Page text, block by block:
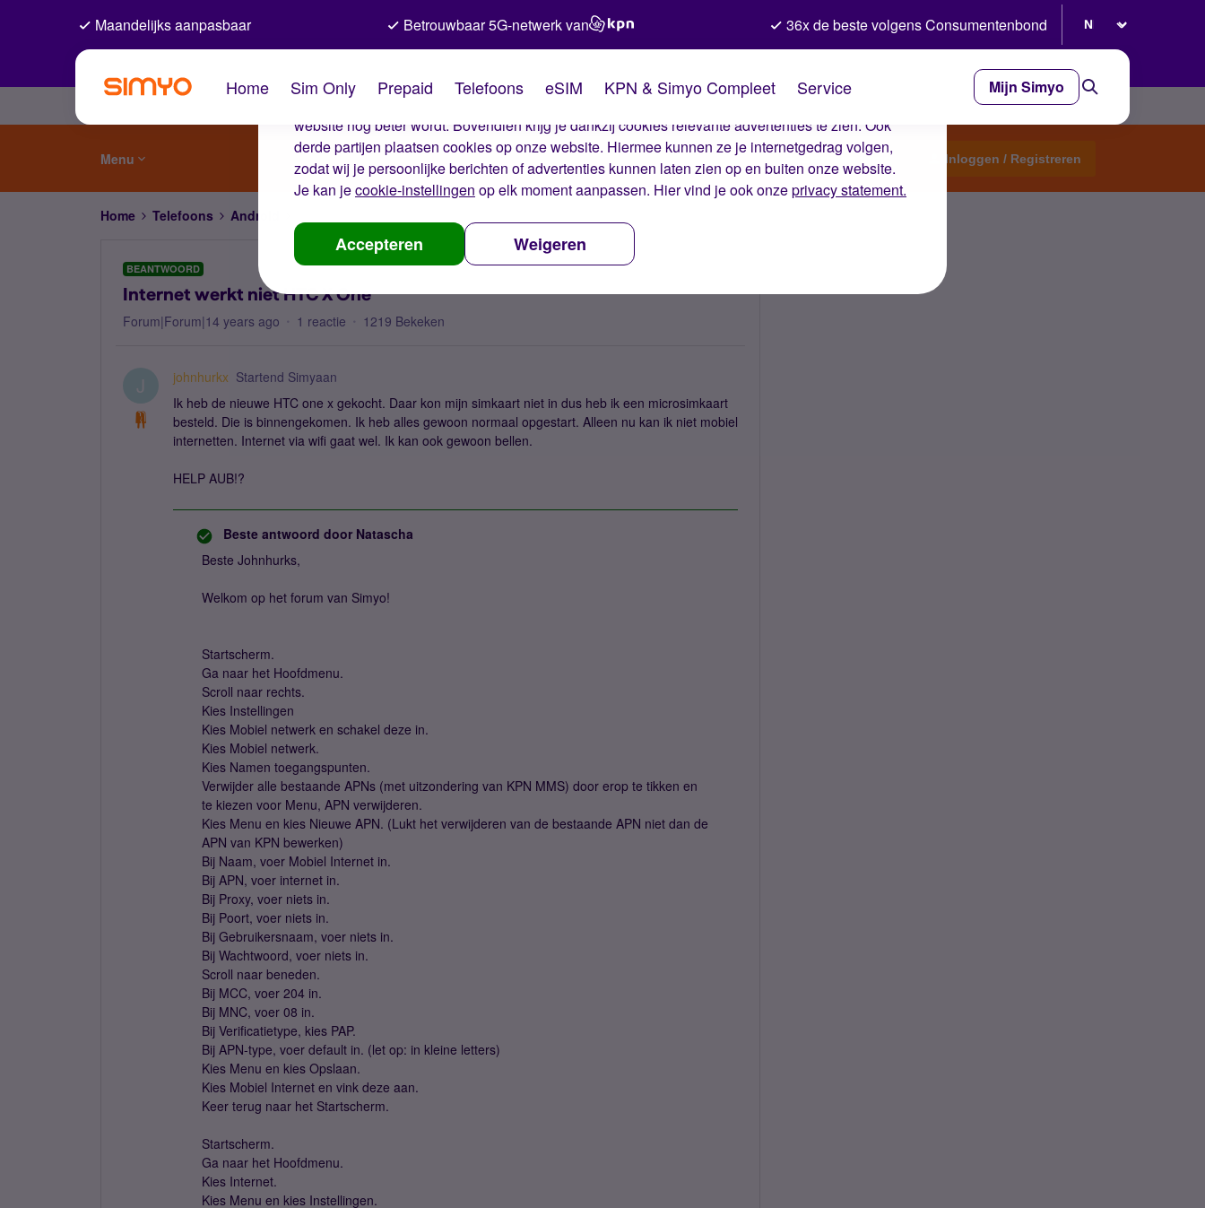
De cookies van Simyo
Wij gebruiken cookies op onze website. Met deze cookies zorgen wij ervoor dat je ervaring op de
website nog beter wordt. Bovendien krijg je dankzij cookies relevante advertenties te zien. Ook
derde partijen plaatsen cookies op onze website. Hiermee kunnen ze je internetgedrag volgen,
zodat wij je persoonlijke berichten of advertenties kunnen laten zien op en buiten onze website.
Je kan jecookie-instellingen op elk moment aanpassen. Hier vind je ook onzeprivacy statement.
Accepteren Weigeren
Maandelijks aanpasbaar Betrouwbaar 5G-netwerk van 36x de beste volgens Consumentenbond
Home Sim Only Prepaid Telefoons eSIM KPN & Simyo Compleet Service Mijn Simyo
Menu Start een topic Inloggen / Registreren
Home Telefoons Android
BEANTWOORD
Internet werkt niet HTC X One
Forum|Forum|14 years ago 1 reactie 1219 Bekeken
J johnhurkx Startend Simyaan
Ik heb de nieuwe HTC one x gekocht. Daar kon mijn simkaart niet in dus heb ik een microsimkaart
besteld. Die is binnengekomen. Ik heb alles gewoon normaal opgestart. Alleen nu kan ik niet mobiel
internetten. Internet via wifi gaat wel. Ik kan ook gewoon bellen.
HELP AUB!?
Beste antwoord door Natascha
Beste Johnhurks,
Welkom op het forum van Simyo!
Startscherm.
Ga naar het Hoofdmenu.
Scroll naar rechts.
Kies Instellingen
Kies Mobiel netwerk en schakel deze in.
Kies Mobiel netwerk.
Kies Namen toegangspunten.
Verwijder alle bestaande APNs (met uitzondering van KPN MMS) door erop te tikken en
te kiezen voor Menu, APN verwijderen.
Kies Menu en kies Nieuwe APN. (Lukt het verwijderen van de bestaande APN niet dan de
APN van KPN bewerken)
Bij Naam, voer Mobiel Internet in.
Bij APN, voer internet in.
Bij Proxy, voer niets in.
Bij Poort, voer niets in.
Bij Gebruikersnaam, voer niets in.
Bij Wachtwoord, voer niets in.
Scroll naar beneden.
Bij MCC, voer 204 in.
Bij MNC, voer 08 in.
Bij Verificatietype, kies PAP.
Bij APN-type, voer default in. (let op: in kleine letters)
Kies Menu en kies Opslaan.
Kies Mobiel Internet en vink deze aan.
Keer terug naar het Startscherm.
Startscherm.
Ga naar het Hoofdmenu.
Kies Internet.
Kies Menu en kies Instellingen.